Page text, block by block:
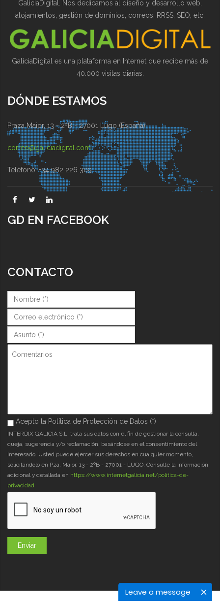
Leave a message
GaliciaDigital. Nos dedicamos al diseño y desarrollo web,
alojamientos, gestión de dominios, correos, RRSS, SEO, etc.
GaliciaDigital es una plataforma en Internet que recibe más de
40.000 visitas diarias.
DÓNDE ESTAMOS
Praza Maior, 13 - 2ºB - 27001 Lugo (España)
correo@galiciadigital.com
Teléfono: +34 982 226 309
GD EN FACEBOOK
CONTACTO
Nombre (*)*
Correo (*)*
Asunto (*)*
Comentarios
Acepto la Política de Protección de Datos (*)
Acepto la Política de Protección de Datos (*)
INTERDIX GALICIA S.L. trata sus datos con el fin de gestionar la consulta,
queja, sugerencia y/o reclamación, basándose en el consentimiento del
interesado. Usted puede ejercer sus derechos en cualquier momento,
solicitándolo en Pza. Maior, 13 - 2ºB - 27001 - LUGO. Consulte la información
adicional y detallada en https://www.internetgalicia.net/política-de-
privacidad